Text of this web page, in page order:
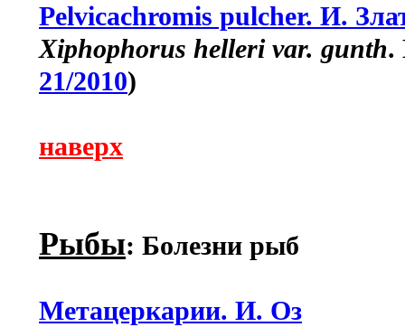
Pelvicachromis pulcher. И.
Xiphophorus helleri var. gunth.
21/2010)
наверх
Рыбы: Болезни рыб
Метацеркарии. И. Оз